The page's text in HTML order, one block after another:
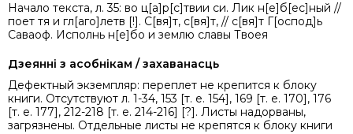
Начало текста, л. 35: во ц[а]р[с]твии си. Лик н[е]б[ес]ный //
поет тя и гл[аго]летв [!]. С[вя]т, с[вя]т, // с[вя]т Г[оспод]ь
Саваоф. Исполнь н[е]бо и землю славы Твоея
Дзеянні з асобнікам / захаванасць
Дефектный экземпляр: переплет не крепится к блоку
книги. Отсутствуют л. 1-34, 153 [т. е. 154], 169 [т. е. 170], 176
[т. е. 177], 212-218 [т. е. 214-216] [?]. Листы надорваны,
загрязнены. Отдельные листы не крепятся к блоку книги